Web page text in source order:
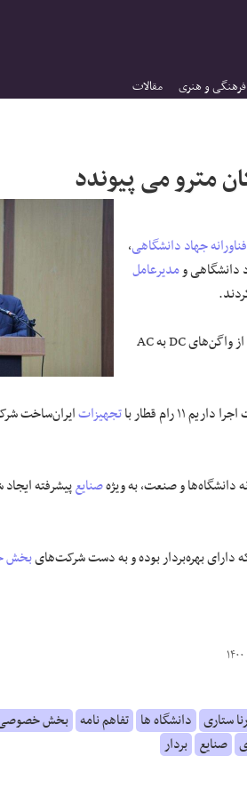
فرهنگی و هنری مقالات
فناورانهجهاد دانشگاهی،
دانشگاهی ومدیرعامل
از واگن‌های DC به AC
رام قطار با تجهیزاتایران‌ساخت
دانشگاه‌ها و صنعت، به ویژهصنایعپیشرفته
دارای بهره‌بردار بوده و به دست شرکت‌هایبخش
ستاری دانشگاه ها تفاهم نامه بخش
صنایع بردار